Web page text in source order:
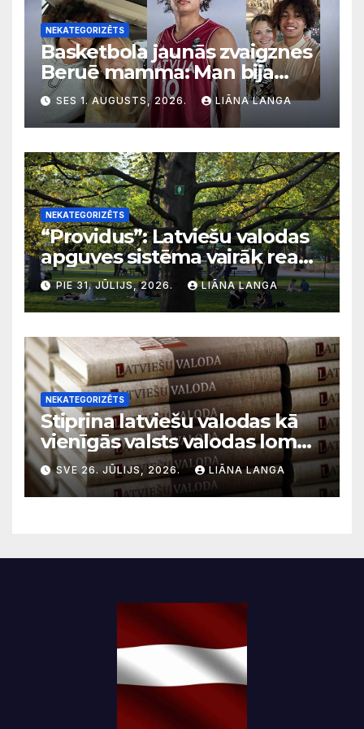
NEKATEGORIZĒTS
Basketbola jaunās zvaigznes
Beruē mamma: Man bija
svarīgi, lai bērni apgūst
latviešu valodu
SES 1. AUGUSTS, 2026. LIĀNA LANGA
NEKATEGORIZĒTS
“Providus”: Latviešu valodas
apguves sistēma vairāk reaģē
uz krīzēm nekā ilgtermiņa
migrācijas tendencēm
PIE 31. JŪLIJS, 2026. LIĀNA LANGA
NEKATEGORIZĒTS
Stiprina latviešu valodas kā
vienīgās valsts valodas lomu
sabiedriskajos medijos
SVE 26. JŪLIJS, 2026. LIĀNA LANGA